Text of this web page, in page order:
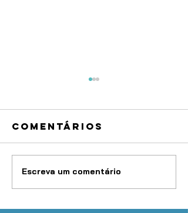
Atenção,
advocacia:
Comentários
Escreva um comentário